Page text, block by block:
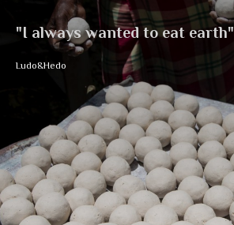
"I always wanted to eat earth"
Ludo&Hedo